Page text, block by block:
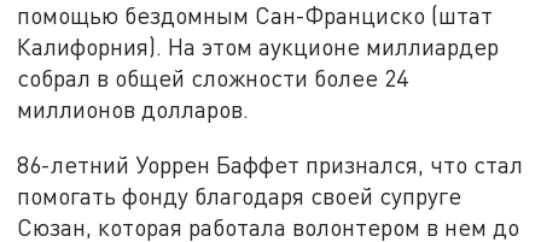
помощью бездомным Сан-Франциско (штат
Калифорния). На этом аукционе миллиардер
собрал в общей сложности более 24
миллионов долларов.
86-летний Уоррен Баффет признался, что стал
помогать фонду благодаря своей супруге
Сюзан, которая работала волонтером в нем до